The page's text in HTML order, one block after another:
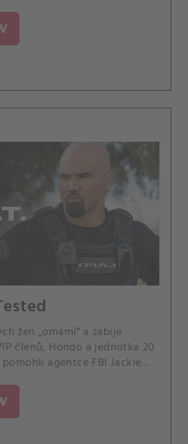
s dítětem, které před 18
žen „omámí“ a zabije
členů, Hondo a jednotka 20
agentce FBI Jackie
Velitel Hicks je šokován,
Maggie náhle ukončí jejich